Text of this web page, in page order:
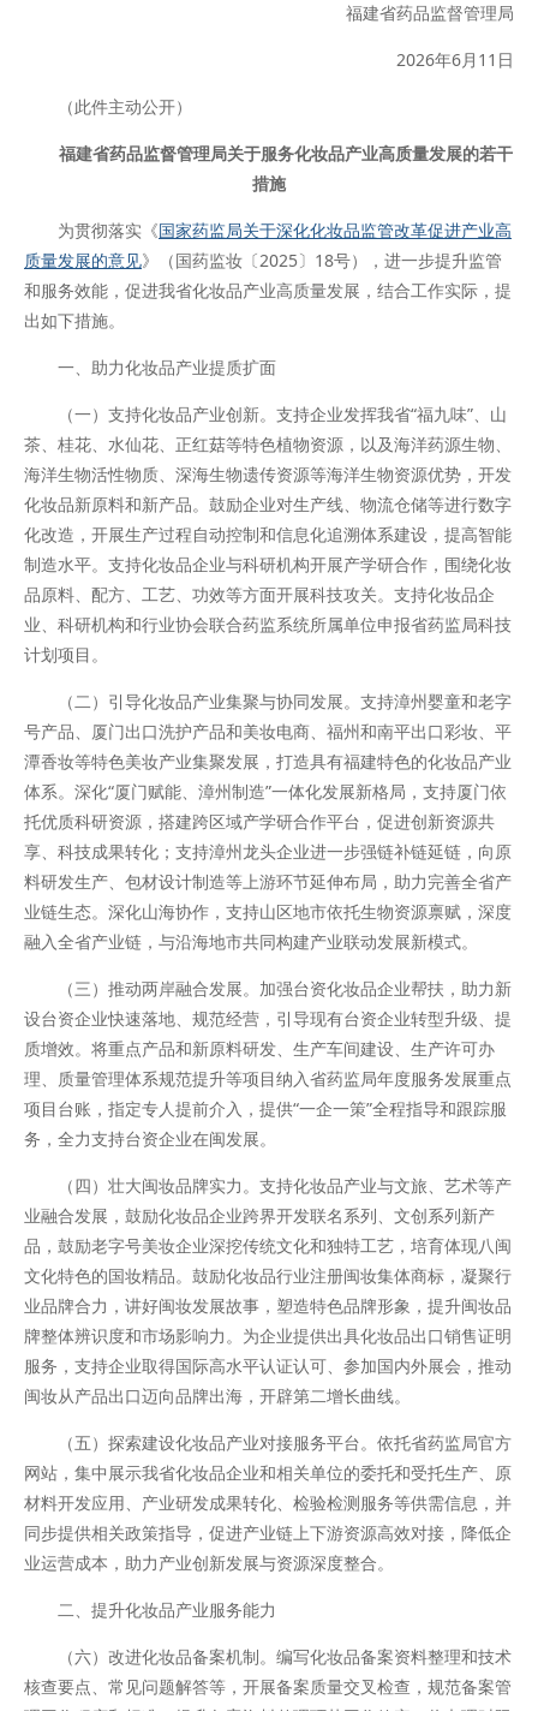
福建省药品监督管理局
2026年6月11日
（此件主动公开）
福建省药品监督管理局关于服务化妆品产业高质量发展的若干
措施
为贯彻落实《国家药监局关于深化化妆品监管改革促进产业高
质量发展的意见》（国药监妆〔2025〕18号），进一步提升监管
和服务效能，促进我省化妆品产业高质量发展，结合工作实际，提
出如下措施。
一、助力化妆品产业提质扩面
（一）支持化妆品产业创新。支持企业发挥我省“福九味”、山
茶、桂花、水仙花、正红菇等特色植物资源，以及海洋药源生物、
海洋生物活性物质、深海生物遗传资源等海洋生物资源优势，开发
化妆品新原料和新产品。鼓励企业对生产线、物流仓储等进行数字
化改造，开展生产过程自动控制和信息化追溯体系建设，提高智能
制造水平。支持化妆品企业与科研机构开展产学研合作，围绕化妆
品原料、配方、工艺、功效等方面开展科技攻关。支持化妆品企
业、科研机构和行业协会联合药监系统所属单位申报省药监局科技
计划项目。
（二）引导化妆品产业集聚与协同发展。支持漳州婴童和老字
号产品、厦门出口洗护产品和美妆电商、福州和南平出口彩妆、平
潭香妆等特色美妆产业集聚发展，打造具有福建特色的化妆品产业
体系。深化“厦门赋能、漳州制造”一体化发展新格局，支持厦门依
托优质科研资源，搭建跨区域产学研合作平台，促进创新资源共
享、科技成果转化；支持漳州龙头企业进一步强链补链延链，向原
料研发生产、包材设计制造等上游环节延伸布局，助力完善全省产
业链生态。深化山海协作，支持山区地市依托生物资源禀赋，深度
融入全省产业链，与沿海地市共同构建产业联动发展新模式。
（三）推动两岸融合发展。加强台资化妆品企业帮扶，助力新
设台资企业快速落地、规范经营，引导现有台资企业转型升级、提
质增效。将重点产品和新原料研发、生产车间建设、生产许可办
理、质量管理体系规范提升等项目纳入省药监局年度服务发展重点
项目台账，指定专人提前介入，提供“一企一策”全程指导和跟踪服
务，全力支持台资企业在闽发展。
（四）壮大闽妆品牌实力。支持化妆品产业与文旅、艺术等产
业融合发展，鼓励化妆品企业跨界开发联名系列、文创系列新产
品，鼓励老字号美妆企业深挖传统文化和独特工艺，培育体现八闽
文化特色的国妆精品。鼓励化妆品行业注册闽妆集体商标，凝聚行
业品牌合力，讲好闽妆发展故事，塑造特色品牌形象，提升闽妆品
牌整体辨识度和市场影响力。为企业提供出具化妆品出口销售证明
服务，支持企业取得国际高水平认证认可、参加国内外展会，推动
闽妆从产品出口迈向品牌出海，开辟第二增长曲线。
（五）探索建设化妆品产业对接服务平台。依托省药监局官方
网站，集中展示我省化妆品企业和相关单位的委托和受托生产、原
材料开发应用、产业研发成果转化、检验检测服务等供需信息，并
同步提供相关政策指导，促进产业链上下游资源高效对接，降低企
业运营成本，助力产业创新发展与资源深度整合。
二、提升化妆品产业服务能力
（六）改进化妆品备案机制。编写化妆品备案资料整理和技术
核查要点、常见问题解答等，开展备案质量交叉检查，规范备案管